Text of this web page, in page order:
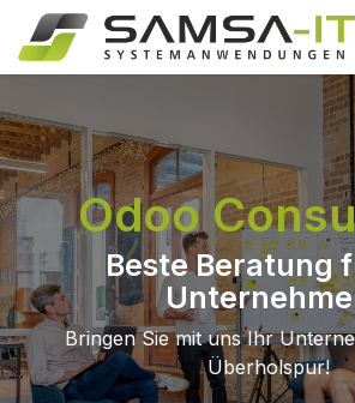
Skip to Content
Odoo
Beste Beratung
Bringen Sie mit uns Ihr
Überholspur!